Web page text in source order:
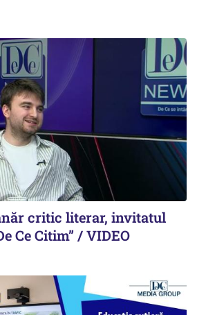
critic literar, invitatul
Ce Citim” / VIDEO